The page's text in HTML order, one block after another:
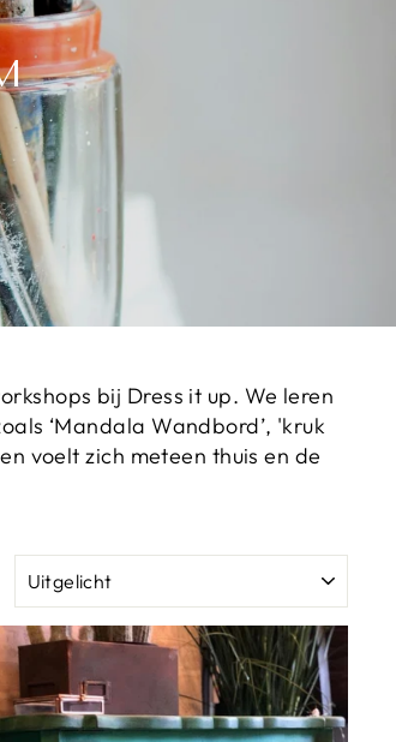
bij Dress it up. We leren
‘Mandala Wandbord’, 'kruk
voelt zich meteen thuis en de